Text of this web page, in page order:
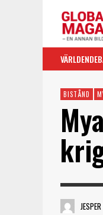
VÄRLDEN
BISTÅND